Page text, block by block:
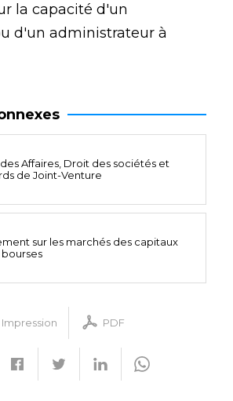
la capacité d'un
d'un administrateur à
Affaires, Droit des sociétés et
de Joint-Venture
sur les marchés des capitaux
Impression PDF